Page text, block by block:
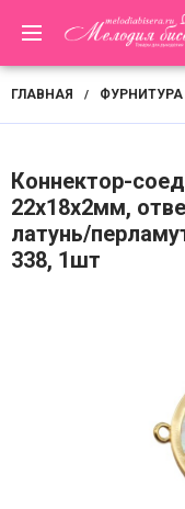
ГЛАВНАЯ /
Коннектор-
22х18х2мм,
латунь/
338, 1шт